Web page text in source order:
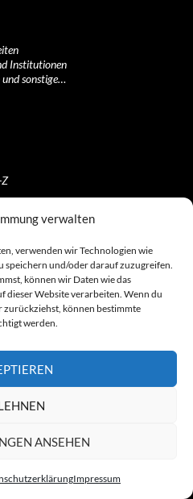
verwalten
verwenden wir Technologien wie
speichern und/oder darauf zuzugreifen.
können wir Daten wie das
dieser Website verarbeiten. Wenn du
können bestimmte
werden.
ANSEHEN
Impressum
Institutionen
sonstige…
Anbieter